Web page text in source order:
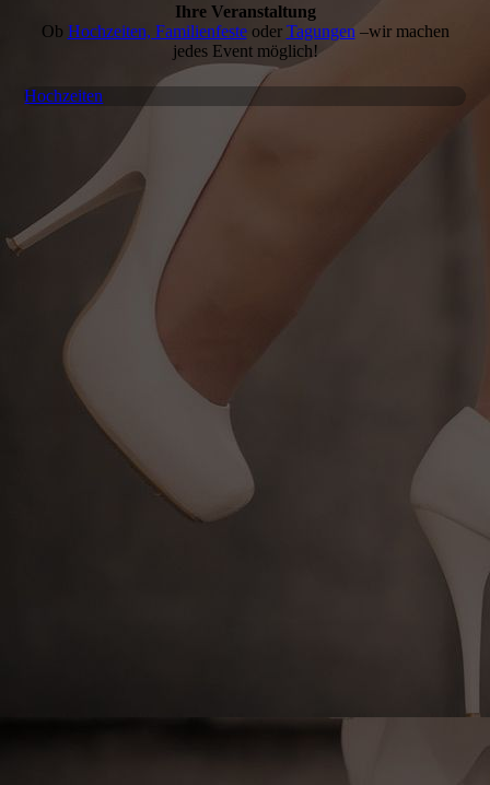
Ihre Veranstaltung
Ob Hochzeiten, Familienfesteoder Tagun­gen –wir machen
jedes Event möglich!
Hochzeiten